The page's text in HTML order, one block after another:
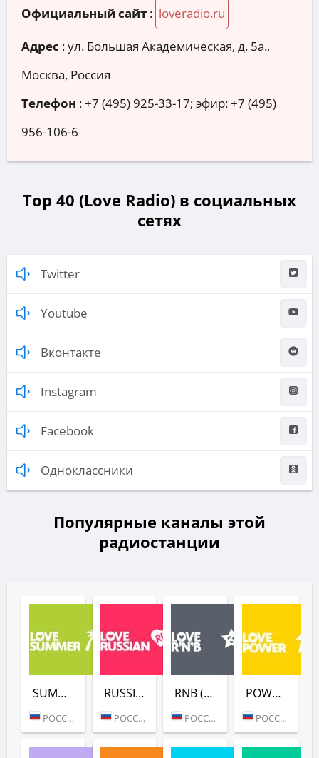
Официальный сайт : loveradio.ru
Адрес :ул. Большая Академическая, д. 5а.,
Москва, Россия
Телефон :+7 (495) 925-33-17; эфир: +7 (495)
956-106-6
Top 40 (Love Radio) в социальных
сетях
Twitter
Youtube
Вконтакте
Instagram
Facebook
Одноклассники
Популярные каналы этой
радиостанции
SUMMER (LOVE RADIO)
РОССИЯ (МОСКВА)
RUSSIAN (LOVE RADIO)
РОССИЯ (МОСКВА)
RNB (LOVE RADIO)
РОССИЯ (МОСКВА)
POWER (LOVE RADIO)
РОССИЯ (МОСКВА)